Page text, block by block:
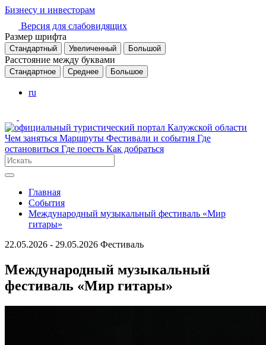
Бизнесу и инвесторам
Версия для слабовидящих
Размер шрифта
Стандартный Увеличенный Большой
Расстояние между буквами
Стандартное Среднее Большое
ru
Чем заняться Маршруты Фестивали и события Где
остановиться Где поесть Как добраться
Главная
События
Международный музыкальный фестиваль «Мир
гитары»
22.05.2026 - 29.05.2026 Фестиваль
Международный музыкальный
фестиваль «Мир гитары»